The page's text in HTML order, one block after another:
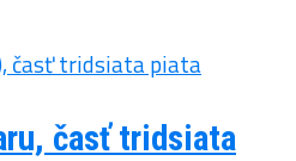
časť tridsiata